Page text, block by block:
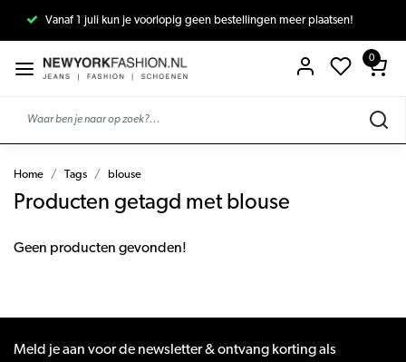
Vanaf 1 juli kun je voorlopig geen bestellingen meer plaatsen!
0
Home Tags blouse
Producten getagd met blouse
Geen producten gevonden!
Meld je aan voor de newsletter & ontvang korting als